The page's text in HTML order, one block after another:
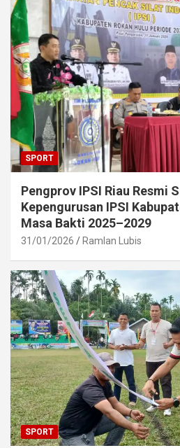
SPORT
Pengprov IPSI Riau Resmi
Kepengurusan IPSI
Masa Bakti 2025–2029
31/01/2026 Ramlan Lubis
SPORT